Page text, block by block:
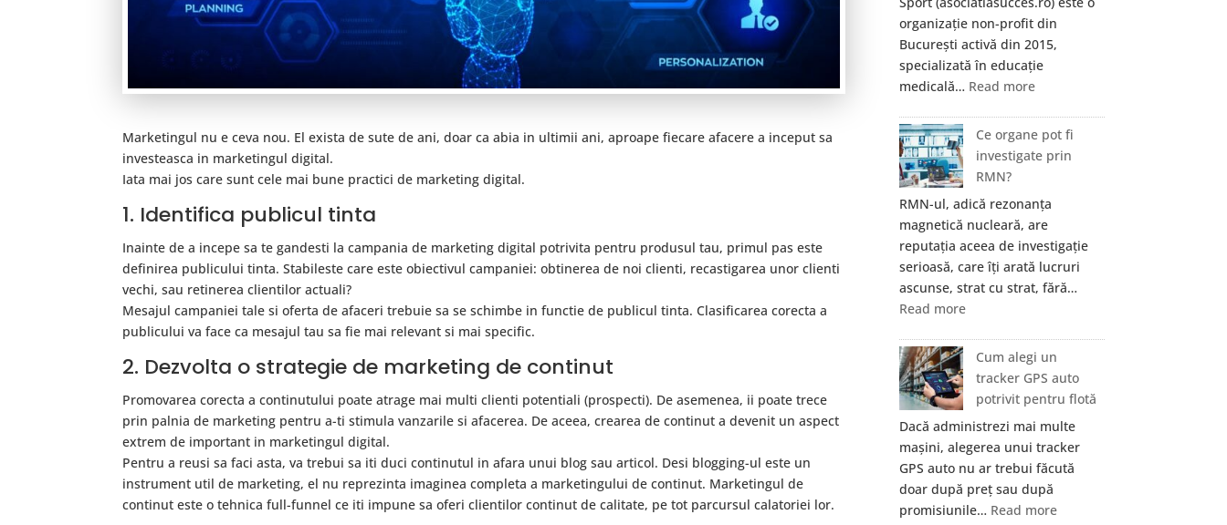
Marketingul nu e ceva nou. El exista de sute de ani, doar ca abia in ultimii ani, aproape fiecare afacere a inceput sa
investeasca in marketingul digital.
Iata mai jos care sunt cele mai bune practici de marketing digital.
1. Identifica publicul tinta
Inainte de a incepe sa te gandesti la campania de marketing digital potrivita pentru produsul tau, primul pas este
definirea publicului tinta. Stabileste care este obiectivul campaniei: obtinerea de noi clienti, recastigarea unor clienti
vechi, sau retinerea clientilor actuali?
Mesajul campaniei tale si oferta de afaceri trebuie sa se schimbe in functie de publicul tinta. Clasificarea corecta a
publicului va face ca mesajul tau sa fie mai relevant si mai specific.
2. Dezvolta o strategie de marketing de continut
Promovarea corecta a continutului poate atrage mai multi clienti potentiali (prospecti). De asemenea, ii poate trece
prin palnia de marketing pentru a-ti stimula vanzarile si afacerea. De aceea, crearea de continut a devenit un aspect
extrem de important in marketingul digital.
Pentru a reusi sa faci asta, va trebui sa iti duci continutul in afara unui blog sau articol. Desi blogging-ul este un
instrument util de marketing, el nu reprezinta imaginea completa a marketingului de continut. Marketingul de
continut este o tehnica full-funnel ce iti impune sa oferi clientilor continut de calitate, pe tot parcursul calatoriei lor.
organizație non-profit din
București activă din 2015,
specializată în educație
medicală… Read more:
Succes
în
Educație
Sport
—
Formare
Medicală
și
Ajutor
în
București
Ce organe pot fi
investigate prin
RMN?
RMN-ul, adică rezonanța
magnetică nucleară, are
reputația aceea de investigație
serioasă, care îți arată lucruri
ascunse, strat cu strat, fără…
Read more:
organe
pot
investigate
prin
RMN?
Cum alegi un
tracker GPS auto
potrivit pentru flotă
Dacă administrezi mai multe
mașini, alegerea unui tracker
GPS auto nu ar trebui făcută
doar după preț sau după
promisiunile… Read more: